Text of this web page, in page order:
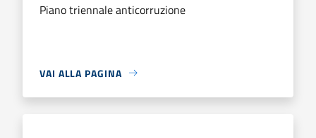
Piano triennale anticorruzione
VAI ALLA PAGINA